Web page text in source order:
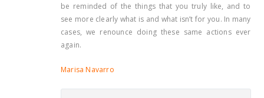
be reminded of the things that you truly like, and to
see more clearly what is and what isn’t for you. In many
cases, we renounce doing these same actions ever
again.
Marisa Navarro